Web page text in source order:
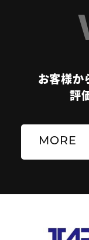
お客様か
評
MORE